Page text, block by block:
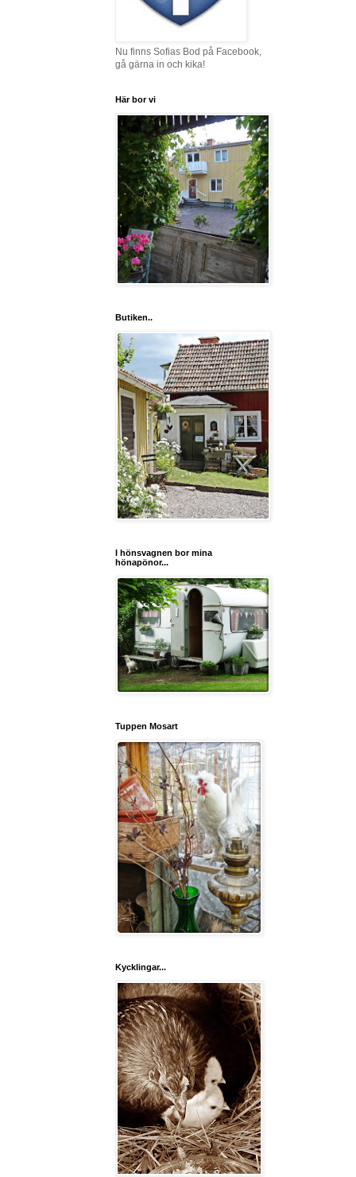
Nu finns Sofias Bod på Facebook,
gå gärna in och kika!
Här bor vi
Butiken..
I hönsvagnen bor mina
hönapönor...
Tuppen Mosart
Kycklingar...